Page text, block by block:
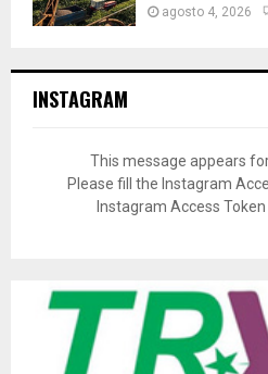
agosto 4, 2026
INSTAGRAM
This message appears
Please fill the Instagram
Instagram Access